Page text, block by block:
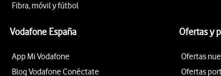
Fibra, móvil y fútbol
Vodafone España
App Mi Vodafone
Blog Vodafone Conéctate
Ofertas y
Ofertas
Ofertas